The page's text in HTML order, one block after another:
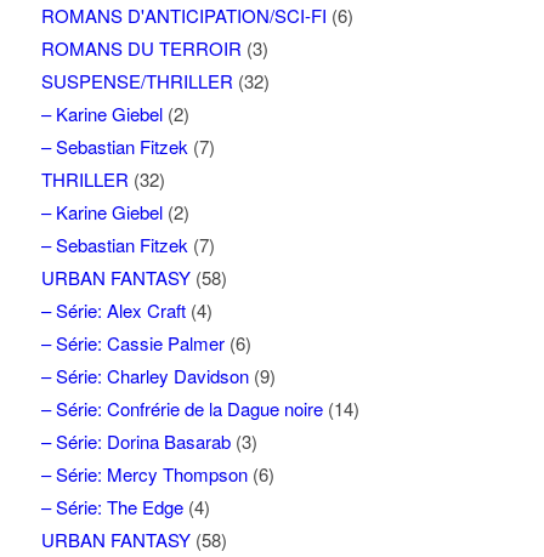
ROMANS D'ANTICIPATION/SCI-FI (6)
ROMANS DU TERROIR (3)
SUSPENSE/THRILLER (32)
– Karine Giebel(2)
– Sebastian Fitzek (7)
THRILLER (32)
– Karine Giebel(2)
– Sebastian Fitzek (7)
URBAN FANTASY(58)
– Série: Alex Craft(4)
– Série: Cassie Palmer(6)
– Série: Charley Davidson(9)
– Série: Confrérie de la Dague noire(14)
– Série: Dorina Basarab(3)
– Série: Mercy Thompson(6)
– Série: The Edge(4)
URBAN FANTASY(58)